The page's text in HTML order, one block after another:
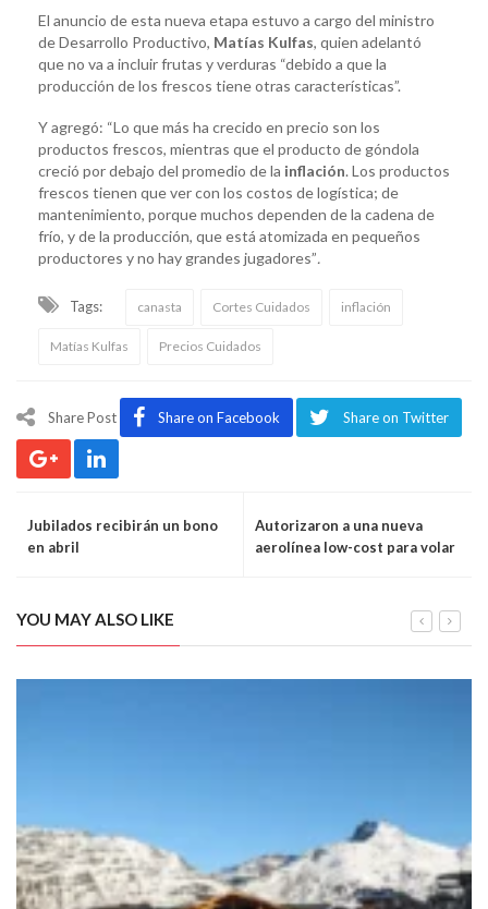
El anuncio de esta nueva etapa estuvo a cargo del ministro
de Desarrollo Productivo, Matías Kulfas, quien adelantó
que no va a incluir frutas y verduras “debido a que la
producción de los frescos tiene otras características”.
Y agregó: “Lo que más ha crecido en precio son los
productos frescos, mientras que el producto de góndola
creció por debajo del promedio de la inflación. Los productos
frescos tienen que ver con los costos de logística; de
mantenimiento, porque muchos dependen de la cadena de
frío, y de la producción, que está atomizada en pequeños
productores y no hay grandes jugadores”.
Tags: canasta Cortes Cuidados inflación
Matías Kulfas Precios Cuidados
Share Post Share on Facebook Share on Twitter
Jubilados recibirán un bono
en abril
Autorizaron a una nueva
aerolínea low-cost para volar
YOU MAY ALSO LIKE